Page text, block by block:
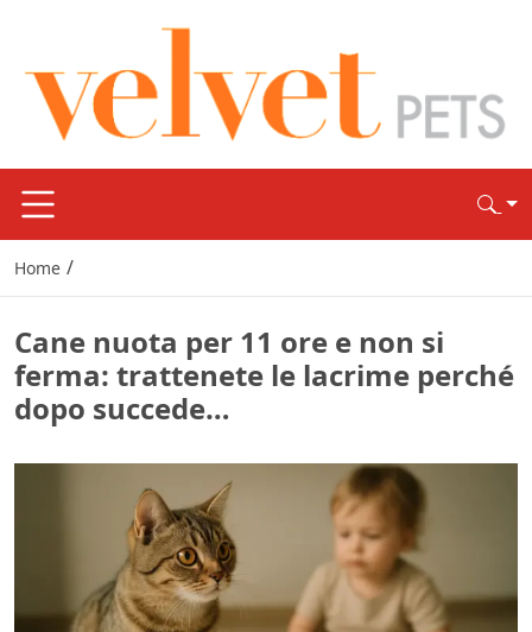
Home /
Cane nuota per 11 ore e non si
ferma: trattenete le lacrime perché
dopo succede…